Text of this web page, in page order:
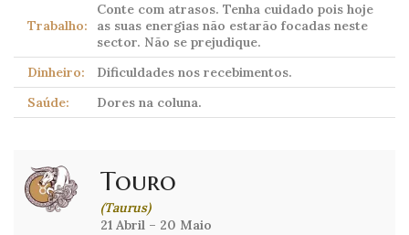
Trabalho:
Conte com atrasos. Tenha cuidado pois hoje
as suas energias não estarão focadas neste
sector. Não se prejudique.
Dinheiro:
Dificuldades nos recebimentos.
Saúde:
Dores na coluna.
Touro
(Taurus)
21 Abril – 20 Maio